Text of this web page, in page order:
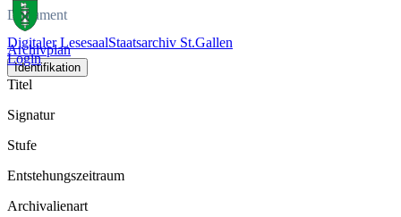
Digitaler LesesaalStaatsarchiv St.Gallen
Login
Dokument
Archivplan
Identifikation
Titel
Signatur
Stufe
Entstehungszeitraum
Archivalienart